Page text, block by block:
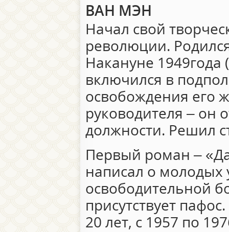
ВАН МЭН
Начал свой
революции.
Накануне 1949года
включился в
освобождения его
руководителя – он
должности. Решил
Первый роман –
написал о молодых
освободительной
присутствует
20 лет, с 1957 по